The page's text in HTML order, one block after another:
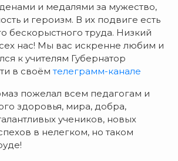
и медалями за мужество,
и героизм. В их подвиге есть
бескорыстного труда. Низкий
нас! Мы вас искренне любим и
к учителям Губернатор
в своёмтелеграмм-канале
пожелал всем педагогам и
здоровья, мира, добра,
учеников, новых
в нелегком, но таком